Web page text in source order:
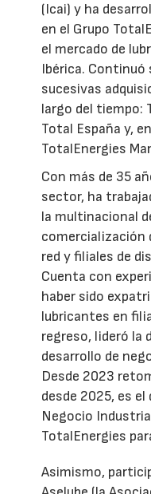
(Icai) y ha
en el Grupo
el mercado de
Ibérica.
sucesivas
largo del tiempo:
Total España y,
TotalEnergies
Con más de 35
sector, ha
la multinacional
comercialización
red y filiales de
Cuenta con
haber sido
lubricantes en
regreso, lideró la
desarrollo de
Desde 2023
desde 2025, es
Negocio
TotalEnergies
Asimismo,